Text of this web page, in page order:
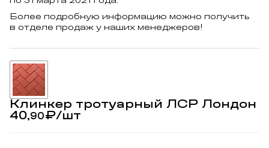
Более подробную информацию можно получить
в отделе продаж у наших менеджеров!
Клинкер тротуарный ЛСР Лондон
40,90₽/шт